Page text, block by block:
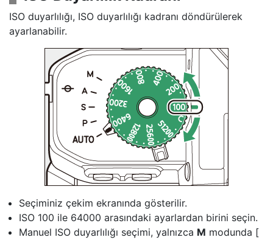
ISO duyarlılığı, ISO duyarlılığı kadranı döndürülerek
ayarlanabilir.
Seçiminiz çekim ekranında gösterilir.
ISO 100 ile 64000 arasındaki ayarlardan birini seçin.
Manuel ISO duyarlılığı seçimi, yalnızca M modunda [